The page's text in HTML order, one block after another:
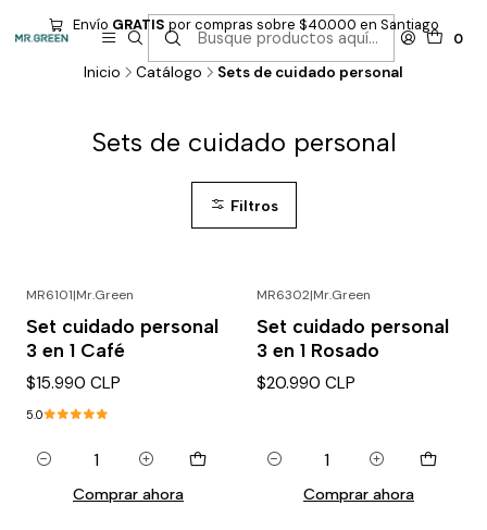
0
Envío GRATIS por compras sobre $40.000 en Santiago
Inicio Catálogo Sets de cuidado personal
Sets de cuidado personal
Filtros
MR6101|Mr.Green
Set cuidado personal
3 en 1 Café
$15.990 CLP
5.0
Cantidad
Comprar ahora
MR6302|Mr.Green
Set cuidado personal
3 en 1 Rosado
$20.990 CLP
Cantidad
Comprar ahora